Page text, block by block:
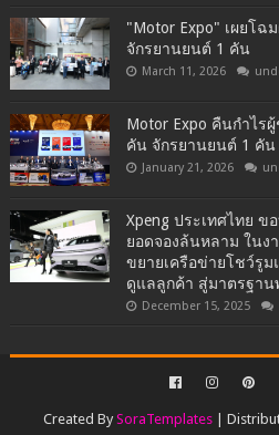
"Motor Expo" เผยโ
จักรยานยนต์ 1 คัน
March 11, 2026
Motor Expo คืนกำไร
คัน จักรยานยนต์ 1 คัน
January 21, 2026
Xpeng ประเทศไทย ข
ยอดจองล้นหลาม ในง
ขยายเครือข่ายโชว์รู
ดูแลลูกค้า สู่มาตรฐาน
December 15, 2025
Created BySoraTemplates |